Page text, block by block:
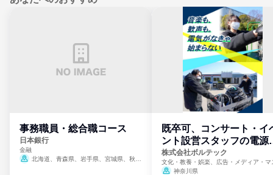
事務職員・総合職コース
日本銀行
金融
北海道、青森県、岩手県、宮城県、秋田
既卒可、コンサート・イ
ント設営スタッフの電源
門
株式会社ボルテック
文化・教養・娯楽、広告・メディア・マ
ミ、電力・ガス・水道・エネルギー
神奈川県